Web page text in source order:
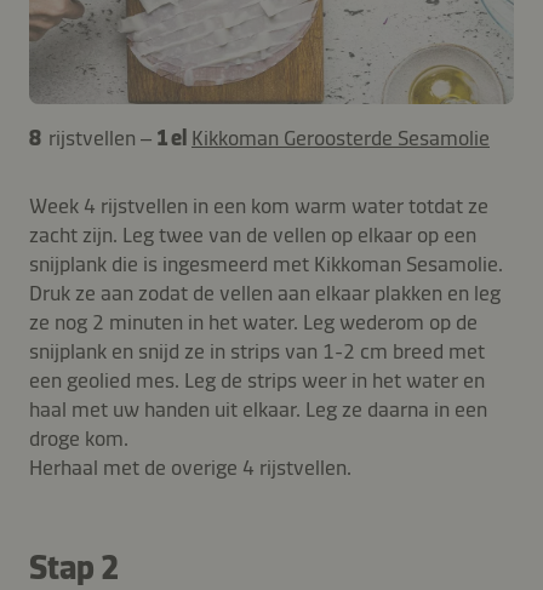
8 rijstvellen – 1 el Kikkoman Geroosterde Sesamolie
Week 4 rijstvellen in een kom warm water totdat ze
zacht zijn. Leg twee van de vellen op elkaar op een
snijplank die is ingesmeerd met Kikkoman Sesamolie.
Druk ze aan zodat de vellen aan elkaar plakken en leg
ze nog 2 minuten in het water. Leg wederom op de
snijplank en snijd ze in strips van 1-2 cm breed met
een geolied mes. Leg de strips weer in het water en
haal met uw handen uit elkaar. Leg ze daarna in een
droge kom.
Herhaal met de overige 4 rijstvellen.
Stap 2